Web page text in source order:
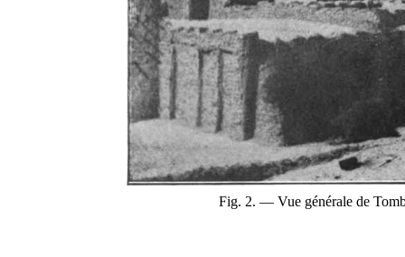
Fig. 2. — Vue générale de